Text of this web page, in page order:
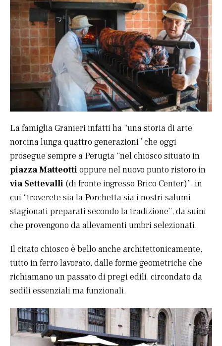
La famiglia Granieri infatti ha “una storia di arte
norcina lunga quattro generazioni” che oggi
prosegue sempre a Perugia “nel chiosco situato in
piazza Matteotti oppure nel nuovo punto ristoro in
via Settevalli (di fronte ingresso Brico Center)”, in
cui “troverete sia la Porchetta sia i nostri salumi
stagionati preparati secondo la tradizione”, da suini
che provengono da allevamenti umbri selezionati.
Il citato chiosco è bello anche architettonicamente,
tutto in ferro lavorato, dalle forme geometriche che
richiamano un passato di pregi edili, circondato da
sedili essenziali ma funzionali.